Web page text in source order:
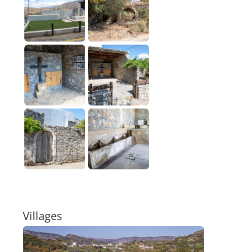
Villages